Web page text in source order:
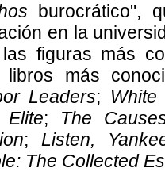
burocrático",
en la
figuras más
libros más
Leaders;
Elite; The
; Listen,
The Collected